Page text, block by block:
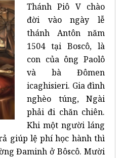
Thánh Piô V chào
đời vào ngày lễ
thánh Antôn năm
1504 tại Boscô, là
con của ông Paolô
và bà Đômen
icaghisieri. Gia đình
nghèo túng, Ngài
phải đi chăn chiên.
Khi một người láng
giúp lệ phí học hành thì
Đaminh ở Bôscô. Mười